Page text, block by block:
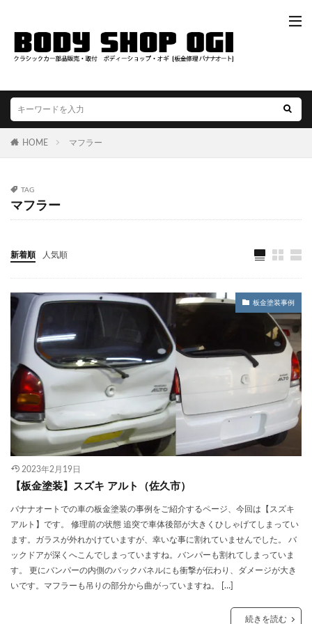
HOME マフラー
TAG
マフラー
新着順 人気順
板金塗装事例
2023年2月19日
【板金塗装】スズキ アルト（佐久市）
バナナオートでの車の板金塗装の事例をご紹介するページ、今回は【スズキ
アルト】です。 修理前の状態 追突で車体後部が大きくひしゃげてしまってい
ます。ガラスが外れかけていますが、幸いな事に割れていませんでした。 バ
ックドアが深くへこんでしまっていますね。バンパーも割れてしまっていま
す。 更にバンパーの内側のバックパネルにも衝撃が伝わり、ダメージが大き
いです。マフラーも吊りの部分から曲がっていますね。 […]
続きを読む